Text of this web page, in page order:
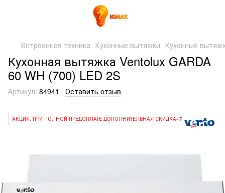
Встроенная техника Кухонные вытяжки Кухонные
Кухонная вытяжка Ventolux GARDA
60 WH (700) LED 2S
Артикул: 84941 Оставить отзыв
АКЦИЯ: ПРИ ПОЛНОЙ ПРЕДОПЛАТЕ ДОПОЛНИТЕЛЬНАЯ СКИДКА- 7%